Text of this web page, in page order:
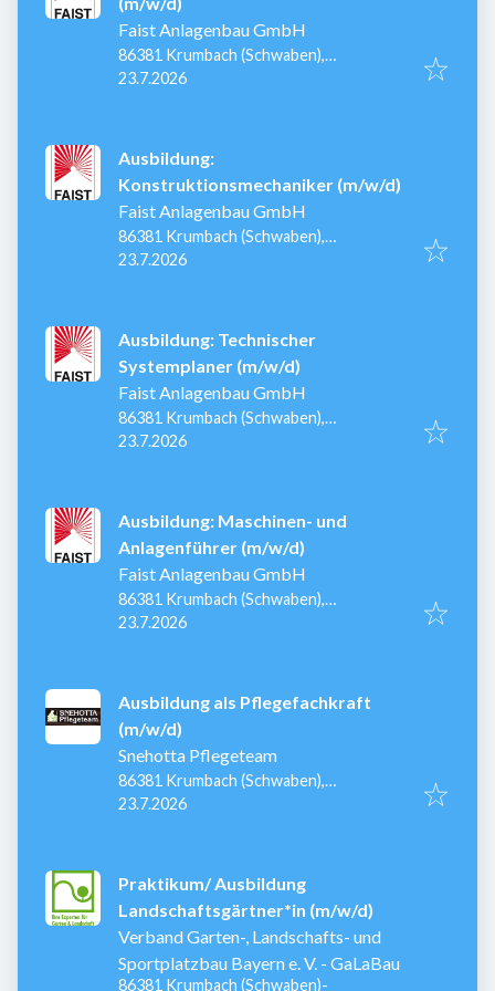
Faist Anlagenbau GmbH
86381 Krumbach (Schwaben),
Deutschland
Veröffentlicht
23.7.2026
Ausbildung:
Konstruktionsmechaniker (m/w/d)
Faist Anlagenbau GmbH
86381 Krumbach (Schwaben),
Deutschland
Veröffentlicht
23.7.2026
Ausbildung: Technischer
Systemplaner (m/w/d)
Faist Anlagenbau GmbH
86381 Krumbach (Schwaben),
Deutschland
Veröffentlicht
23.7.2026
Ausbildung: Maschinen- und
Anlagenführer (m/w/d)
Faist Anlagenbau GmbH
86381 Krumbach (Schwaben),
Deutschland
Veröffentlicht
23.7.2026
Ausbildung als Pflegefachkraft
(m/w/d)
Snehotta Pflegeteam
86381 Krumbach (Schwaben),
Deutschland
Veröffentlicht
23.7.2026
Praktikum/ Ausbildung
Landschaftsgärtner*in (m/w/d)
Verband Garten-, Landschafts- und
Sportplatzbau Bayern e. V. - GaLaBau
86381 Krumbach (Schwaben)-